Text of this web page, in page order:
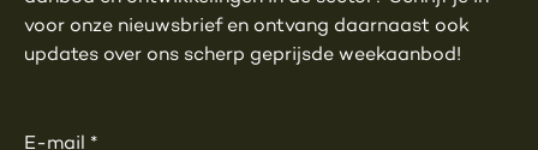
voor onze nieuwsbrief en ontvang daarnaast ook
updates over ons scherp geprijsde weekaanbod!